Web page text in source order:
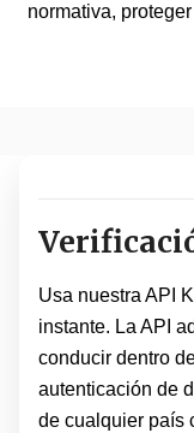
normativa,
Usa nuestra API
instante. La API
conducir dentro
autenticación de
de cualquier país